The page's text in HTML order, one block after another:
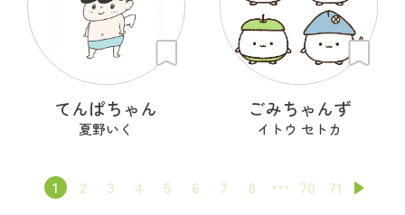
てんぱちゃん
夏野いく
ごみちゃんず
イトウ セトカ
1 2 3 4 5 6 7 8 70 71